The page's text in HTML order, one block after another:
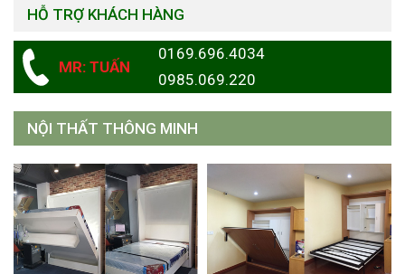
HỖ TRỢ KHÁCH HÀNG
MR: TUẤN
0169.696.4034
0985.069.220
NỘI THẤT THÔNG MINH